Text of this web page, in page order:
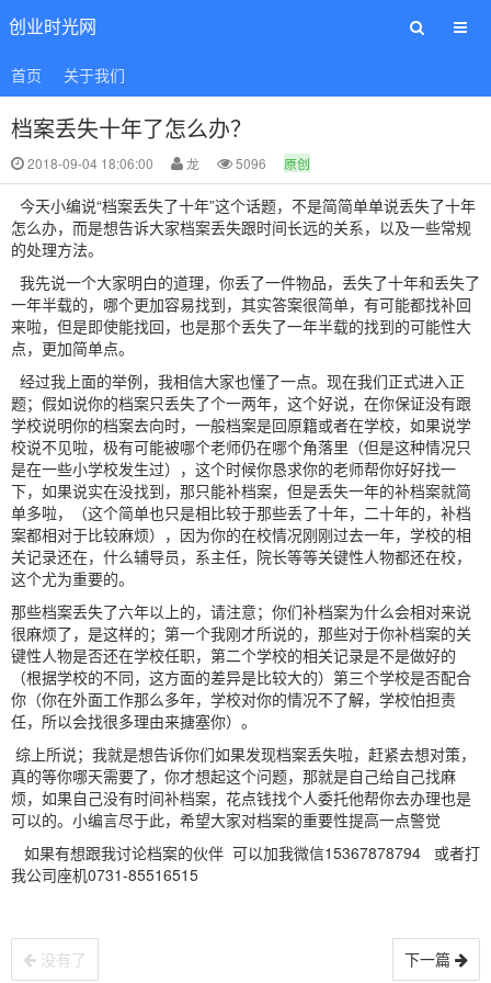
创业时光网
首页 关于我们
档案丢失十年了怎么办？
2018-09-04 18:06:00 龙 5096 原创
今天小编说“档案丢失了十年”这个话题，不是简简单单说丢失了十年
怎么办，而是想告诉大家档案丢失跟时间长远的关系，以及一些常规
的处理方法。
我先说一个大家明白的道理，你丢了一件物品，丢失了十年和丢失了
一年半载的，哪个更加容易找到，其实答案很简单，有可能都找补回
来啦，但是即使能找回，也是那个丢失了一年半载的找到的可能性大
点，更加简单点。
经过我上面的举例，我相信大家也懂了一点。现在我们正式进入正
题；假如说你的档案只丢失了个一两年，这个好说，在你保证没有跟
学校说明你的档案去向时，一般档案是回原籍或者在学校，如果说学
校说不见啦，极有可能被哪个老师仍在哪个角落里（但是这种情况只
是在一些小学校发生过），这个时候你恳求你的老师帮你好好找一
下，如果说实在没找到，那只能补档案，但是丢失一年的补档案就简
单多啦，（这个简单也只是相比较于那些丢了十年，二十年的，补档
案都相对于比较麻烦），因为你的在校情况刚刚过去一年，学校的相
关记录还在，什么辅导员，系主任，院长等等关键性人物都还在校，
这个尤为重要的。
那些档案丢失了六年以上的，请注意；你们补档案为什么会相对来说
很麻烦了，是这样的；第一个我刚才所说的，那些对于你补档案的关
键性人物是否还在学校任职，第二个学校的相关记录是不是做好的
（根据学校的不同，这方面的差异是比较大的）第三个学校是否配合
你（你在外面工作那么多年，学校对你的情况不了解，学校怕担责
任，所以会找很多理由来搪塞你）。
综上所说；我就是想告诉你们如果发现档案丢失啦，赶紧去想对策，
真的等你哪天需要了，你才想起这个问题，那就是自己给自己找麻
烦，如果自己没有时间补档案，花点钱找个人委托他帮你去办理也是
可以的。小编言尽于此，希望大家对档案的重要性提高一点警觉
如果有想跟我讨论档案的伙伴 可以加我微信15367878794 或者打
我公司座机0731-85516515
没有了 下一篇